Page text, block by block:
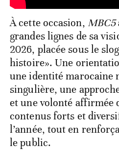
À cette occasion, MBC5
grandes lignes de sa
2026, placée sous le
histoire». Une
une identité marocaine
singulière, une
et une volonté affirmée
contenus forts et
l’année, tout en
le public.